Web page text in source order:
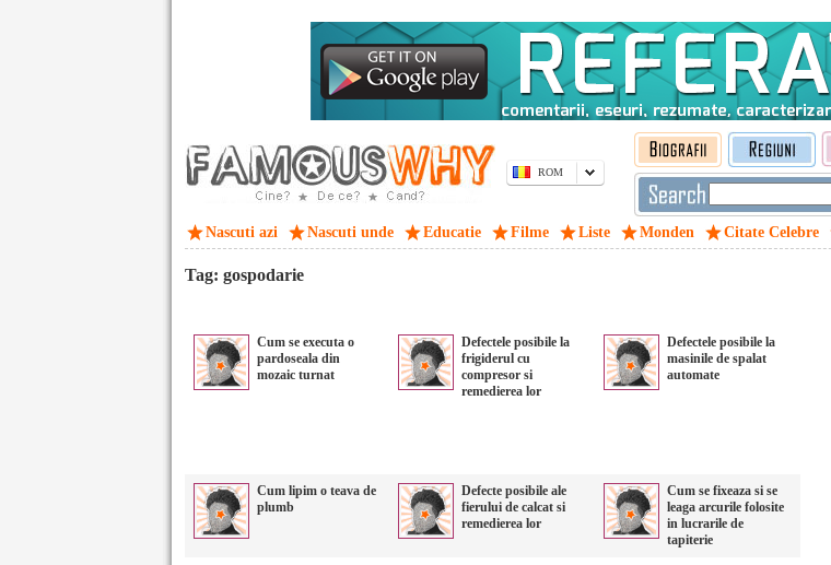
ROM
Nascuti azi Nascuti unde Educatie Filme Liste Monden Citate Celebre
Tag: gospodarie
Cum se executa o
pardoseala din
mozaic turnat
Defectele posibile la
frigiderul cu
compresor si
remedierea lor
Defectele posibile la
masinile de spalat
automate
Cum lipim o teava de
plumb
Defecte posibile ale
fierului de calcat si
remedierea lor
Cum se fixeaza si se
leaga arcurile folosite
in lucrarile de
tapiterie